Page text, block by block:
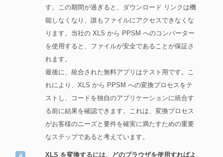
す。この期間が過ぎると、ダウンロード リンクは機
能しなくなり、誰もファイルにアクセスできなくな
ります。当社の XLS から PPSM へのコンバーター
を使用すると、ファイルが安全であることが保証さ
れます。
最後に、統合された無料アプリはテスト用です。こ
れにより、XLS から PPSM への変換プロセスをテ
ストし、コードを独自のアプリケーションに統合す
る前に結果を確認できます。これは、変換プロセス
がお客様のニーズと要件を確実に満たすための重要
なステップであると考えています。
XLS を変換するには、どのブラウザを使用すればよ